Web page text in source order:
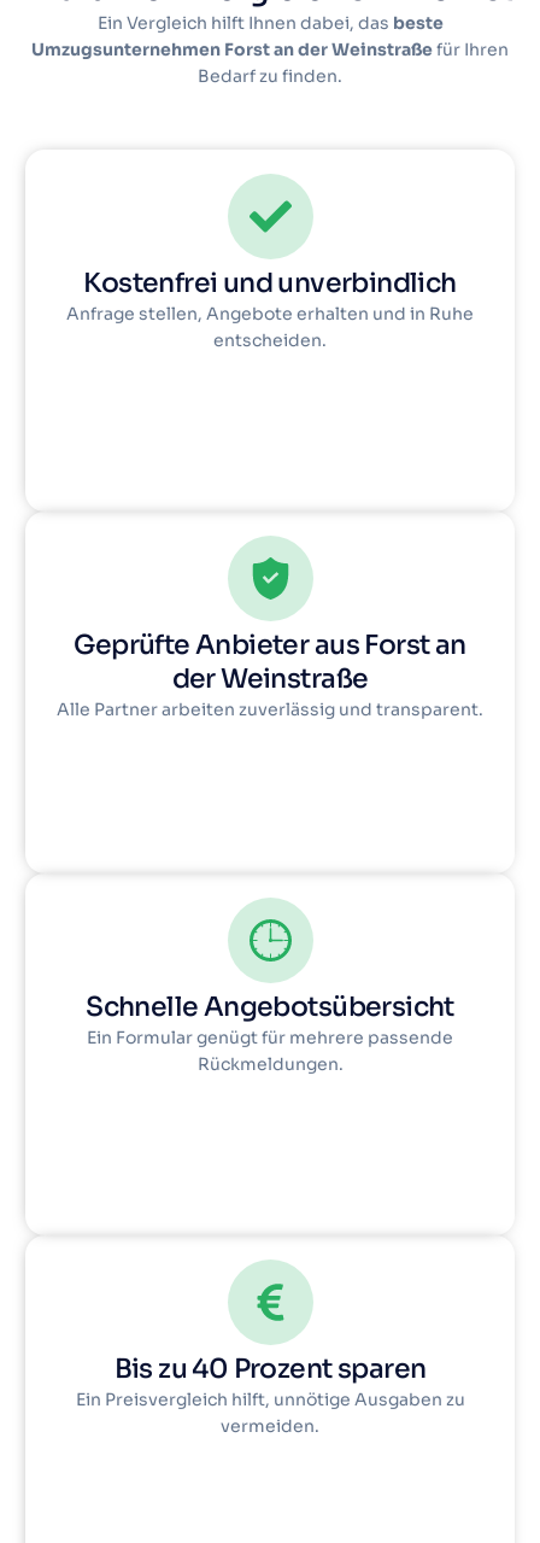
Ein Vergleich hilft Ihnen dabei, das beste
Umzugsunternehmen Forst an der Weinstraßefür Ihren
Bedarf zu finden.
Kostenfrei und unverbindlich
Anfrage stellen, Angebote erhalten und in Ruhe
entscheiden.
Geprüfte Anbieter aus Forst an
der Weinstraße
Alle Partner arbeiten zuverlässig und transparent.
Schnelle Angebotsübersicht
Ein Formular genügt für mehrere passende
Rückmeldungen.
Bis zu 40 Prozent sparen
Ein Preisvergleich hilft, unnötige Ausgaben zu
vermeiden.